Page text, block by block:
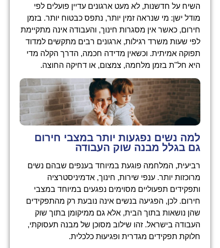
השיח על חדשנות, לא מעט ארגונים עדיין פועלים לפי
מודל ישן: מי שנראה זמין יותר, נתפס כבטוח יותר. בזמן
חירום, כאשר אין מסגרות חינוך, והעבודה אינה מתקיימת
לפי שעות משרד רגילות, ארגונים רבים מתקשים למדוד
תפוקה אמיתית. וכשאין מדידה חכמה, הדרך הקלה מדי
היא חל"ת בזמן מלחמה, צמצום, או דחיקה החוצה.
למה נשים נפגעות יותר במצבי חירום
גם בגלל מבנה שוק העבודה
רביעית, המלחמה פוגעת במיוחד בענפים שבהם נשים
מרוכזות יותר. ענפי שירות, חינוך, אדמיניסטרציה
ותפקידים תפעוליים מסוימים נפגעים במיוחד במצבי
חירום. לכן, הפגיעה בנשים אינה נובעת רק מהתפקידים
שהן נושאות בתוך הבית, אלא גם ממיקומן בתוך שוק
העבודה בישראל. זהו שילוב מסוכן של מבנה תעסוקתי,
חלוקת תפקידים מגדרית ופגיעוּת כלכלית.